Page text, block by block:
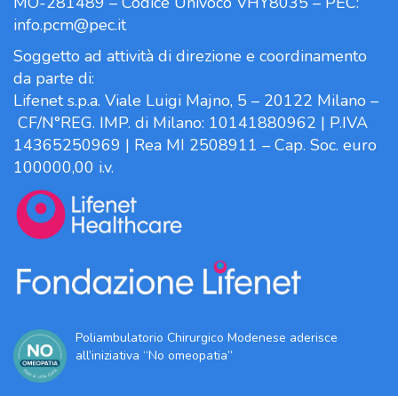
info.pcm@pec.it
Soggetto ad attività di direzione e coordinamento
da parte di:
Lifenet s.p.a. Viale Luigi Majno, 5 – 20122 Milano –
CF/N°REG. IMP. di Milano: 10141880962 | P.IVA
14365250969 | Rea MI 2508911 – Cap. Soc. euro
100000,00 i.v.
Poliambulatorio Chirurgico Modenese aderisce
all’iniziativa “No omeopatia”